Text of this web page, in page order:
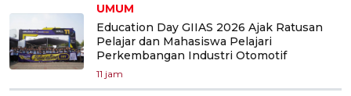
UMUM
Education Day GIIAS 2026 Ajak Ratusan
Pelajar dan Mahasiswa Pelajari
Perkembangan Industri Otomotif
11 jam